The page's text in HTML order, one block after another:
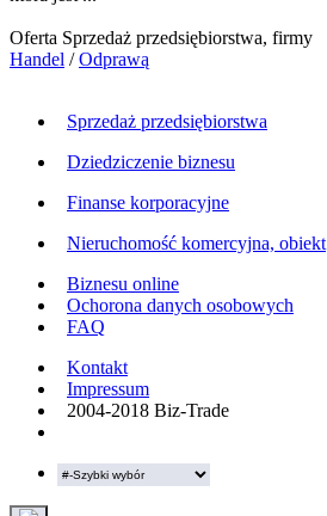
Oferta Sprzedaż przedsiębiorstwa, firmy
Handel /Odprawą
Sprzedaż przedsiębiorstwa
Dziedziczenie biznesu
Finanse korporacyjne
Nieruchomość komercyjna, obiekt
Biznesu online
Ochorona danych osobowych
FAQ
Kontakt
Impressum
2004-2018 Biz-Trade